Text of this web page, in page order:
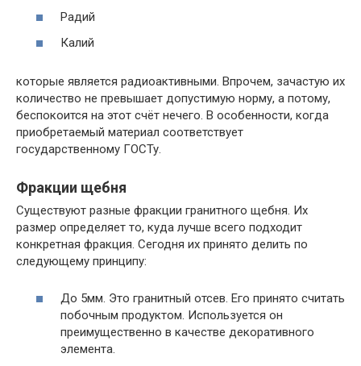
Радий
Калий
которые является радиоактивными. Впрочем, зачастую их
количество не превышает допустимую норму, а потому,
беспокоится на этот счёт нечего. В особенности, когда
приобретаемый материал соответствует
государственному ГОСТу.
Фракции щебня
Существуют разные фракции гранитного щебня. Их
размер определяет то, куда лучше всего подходит
конкретная фракция. Сегодня их принято делить по
следующему принципу:
До 5мм. Это гранитный отсев. Его принято считать
побочным продуктом. Используется он
преимущественно в качестве декоративного
элемента.